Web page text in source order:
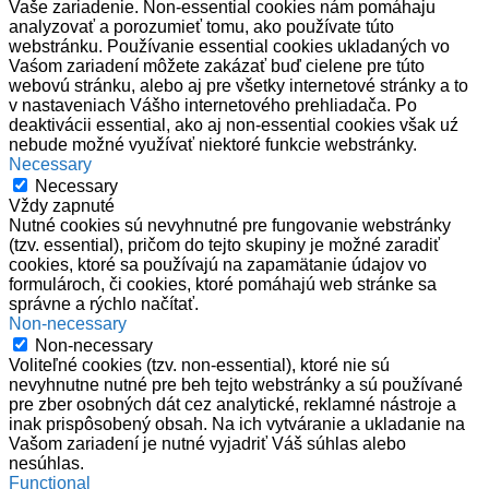
Vaše zariadenie. Non-essential cookies nám pomáhaju
analyzovať a porozumieť tomu, ako používate túto
webstránku. Používanie essential cookies ukladaných vo
Vaśom zariadení môžete zakázať buď cielene pre túto
webovú stránku, alebo aj pre všetky internetové stránky a to
v nastaveniach Vášho internetového prehliadača. Po
deaktivácii essential, ako aj non-essential cookies však uź
nebude možné využívať niektoré funkcie webstránky.
Necessary
Necessary
Vždy zapnuté
Nutné cookies sú nevyhnutné pre fungovanie webstránky
(tzv. essential), pričom do tejto skupiny je možné zaradiť
cookies, ktoré sa používajú na zapamätanie údajov vo
formulároch, či cookies, ktoré pomáhajú web stránke sa
správne a rýchlo načítať.
Non-necessary
Non-necessary
Voliteľné cookies (tzv. non-essential), ktoré nie sú
nevyhnutne nutné pre beh tejto webstránky a sú používané
pre zber osobných dát cez analytické, reklamné nástroje a
inak prispôsobený obsah. Na ich vytváranie a ukladanie na
Vašom zariadení je nutné vyjadriť Váš súhlas alebo
nesúhlas.
Functional